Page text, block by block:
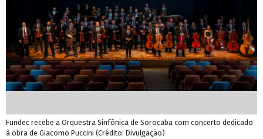
Fundec recebe a Orquestra Sinfônica de Sorocaba com concerto dedicado
à obra de Giacomo Puccini (Crédito: Divulgação)